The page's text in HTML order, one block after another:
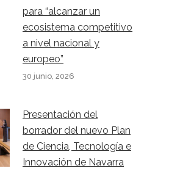
para “alcanzar un
ecosistema competitivo
a nivel nacional y
europeo”
30 junio, 2026
Presentación del
borrador del nuevo Plan
de Ciencia, Tecnología e
Innovación de Navarra